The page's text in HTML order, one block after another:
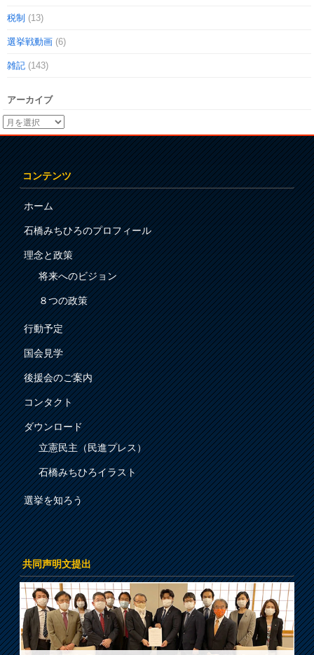
税制 (13)
選挙戦動画 (6)
雑記 (143)
アーカイブ
コンテンツ
ホーム
石橋みちひろのプロフィール
理念と政策
将来へのビジョン
８つの政策
行動予定
国会見学
後援会のご案内
コンタクト
ダウンロード
立憲民主（民進プレス）
石橋みちひろイラスト
選挙を知ろう
共同声明文提出